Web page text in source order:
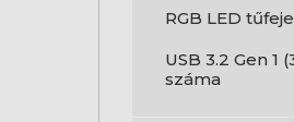
RGB LED
USB 3.2 Gen 1
száma